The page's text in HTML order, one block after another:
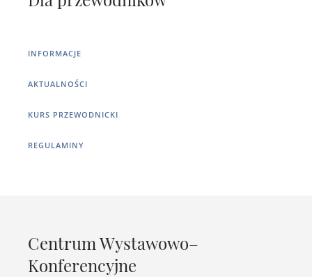
INFORMACJE
AKTUALNOŚCI
KURS PRZEWODNICKI
REGULAMINY
Centrum Wystawowo–
Konferencyjne